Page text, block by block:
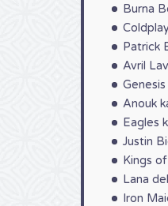
Burna
Patrick
Avril
Anouk
Eagles
Justin
Kings
Lana
Iron